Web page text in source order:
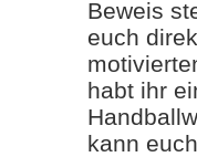
Beweis
euch
habt ihr
kann